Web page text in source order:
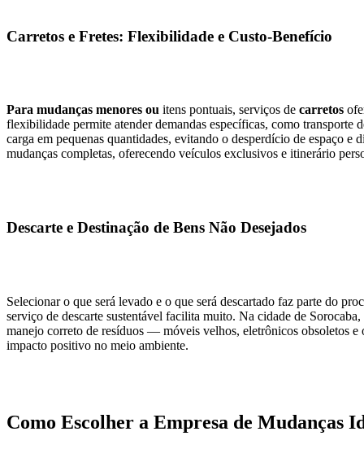
Carretos e Fretes: Flexibilidade e Custo-Benefício
Para mudanças menores ou itens pontuais, serviços de carretos
flexibilidade permite atender demandas específicas, como transporte
carga em pequenas quantidades, evitando o desperdício de espaço e
mudanças completas, oferecendo veículos exclusivos e itinerário
Descarte e Destinação de Bens Não Desejados
Selecionar o que será levado e o que será descartado faz parte do
serviço de descarte sustentável facilita muito. Na cidade de
manejo correto de resíduos — móveis velhos, eletrônicos obsoletos
impacto positivo no meio ambiente.
Como Escolher a Empresa de Mudanças